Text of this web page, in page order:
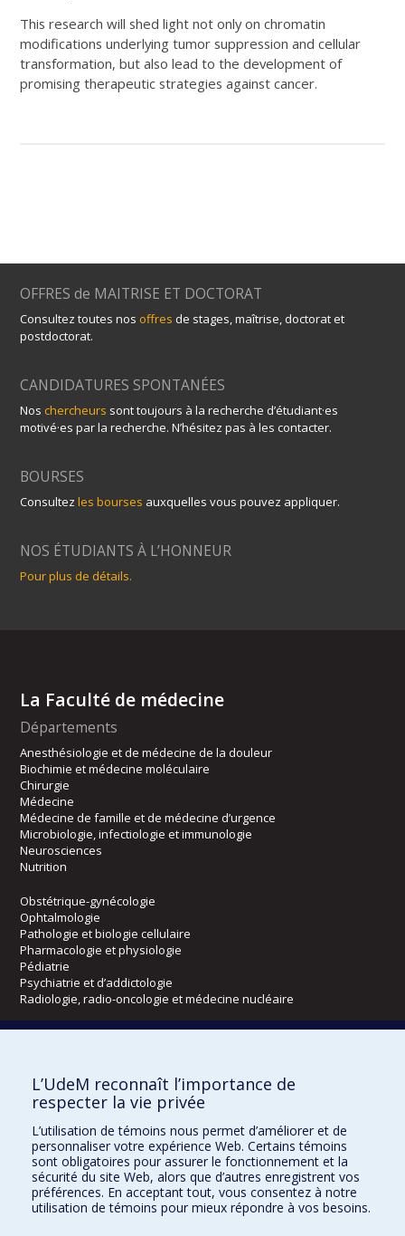
This research will shed light not only on chromatin
modifications underlying tumor suppression and cellular
transformation, but also lead to the development of
promising therapeutic strategies against cancer.
OFFRES de MAITRISE ET DOCTORAT
Consultez toutes nos offres de stages, maîtrise, doctorat et
postdoctorat.
CANDIDATURES SPONTANÉES
Noschercheurs sont toujours à la recherche d’étudiant·es
motivé·es par la recherche. N’hésitez pas à les contacter.
BOURSES
Consultezles bourses auxquelles vous pouvez appliquer.
NOS ÉTUDIANTS À L’HONNEUR
Pour plus de détails.
La Faculté de médecine
Départements
Anesthésiologie et de médecine de la douleur
Biochimie et médecine moléculaire
Chirurgie
Médecine
Médecine de famille et de médecine d’urgence
Microbiologie, infectiologie et immunologie
Neurosciences
Nutrition
Obstétrique-gynécologie
Ophtalmologie
Pathologie et biologie cellulaire
Pharmacologie et physiologie
Pédiatrie
Psychiatrie et d’addictologie
Radiologie, radio-oncologie et médecine nucléaire
Kinésiologie et des sciences de l’activité physique
Orthophonie et audiologie
Directions
DPC
CPASS
L’UdeM reconnaît l’importance de
respecter la vie privée
L’utilisation de témoins nous permet d’améliorer et de
personnaliser votre expérience Web. Certains témoins
sont obligatoires pour assurer le fonctionnement et la
sécurité du site Web, alors que d’autres enregistrent vos
préférences. En acceptant tout, vous consentez à notre
utilisation de témoins pour mieux répondre à vos besoins.